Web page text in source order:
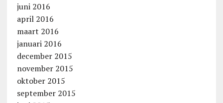
juni 2016
april 2016
maart 2016
januari 2016
december 2015
november 2015
oktober 2015
september 2015